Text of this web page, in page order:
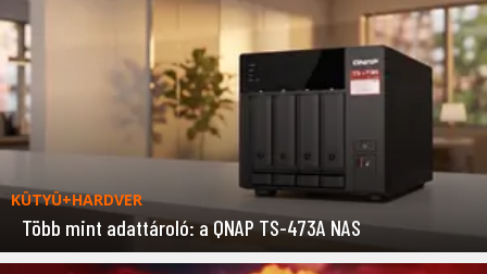
KÜTYÜ+HARDVER
Több mint adattároló: a QNAP TS-473A NAS